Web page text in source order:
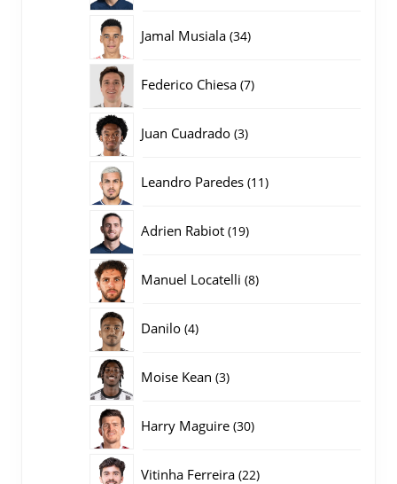
Jamal Musiala 3434
Federico Chiesa 77
Juan Cuadrado 33
Leandro Paredes 1111
Adrien Rabiot 1919
Manuel Locatelli 88
Danilo 44
Moise Kean 33
Harry Maguire 3030
Vitinha Ferreira 2222